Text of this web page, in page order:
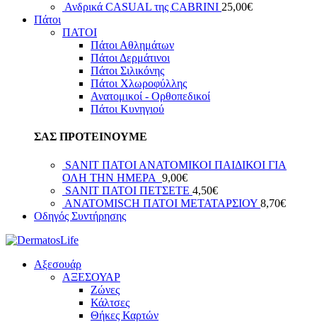
Ανδρικά CASUAL της CABRINI 25,00€
Πάτοι
ΠΑΤΟΙ
Πάτοι Αθλημάτων
Πάτοι Δερμάτινοι
Πάτοι Σιλικόνης
Πάτοι Χλωροφύλλης
Ανατομικοί - Ορθοπεδικοί
Πάτοι Κυνηγιού
ΣΑΣ ΠΡΟΤΕΙΝΟΥΜΕ
SANIT ΠΑΤΟΙ ΑΝΑΤΟΜΙΚΟΙ ΠΑΙΔΙΚΟΙ ΓΙΑ
ΟΛΗ ΤΗΝ ΗΜΕΡΑ 9,00€
SANIT ΠΑΤΟΙ ΠΕΤΣΕΤΕ 4,50€
ANATOMISCH ΠΑΤΟΙ ΜΕΤΑΤΑΡΣΙΟΥ 8,70€
Οδηγός Συντήρησης
Αξεσουάρ
ΑΞΕΣΟΥΑΡ
Ζώνες
Κάλτσες
Θήκες Καρτών